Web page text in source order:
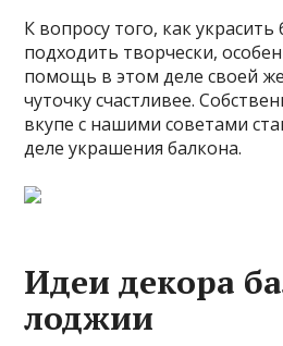
К вопросу того, как
подходить творчески,
помощь в этом деле своей
чуточку счастливее.
вкупе с нашими советами
деле украшения балкона.
Идеи декора
лоджии